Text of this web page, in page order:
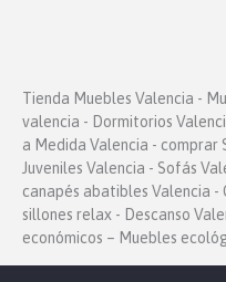
Tienda Muebles Valencia -
valencia - Dormitorios
a Medida Valencia - comprar
Juveniles Valencia - Sofás
canapés abatibles Valencia -
sillones relax - Descanso
económicos – Muebles